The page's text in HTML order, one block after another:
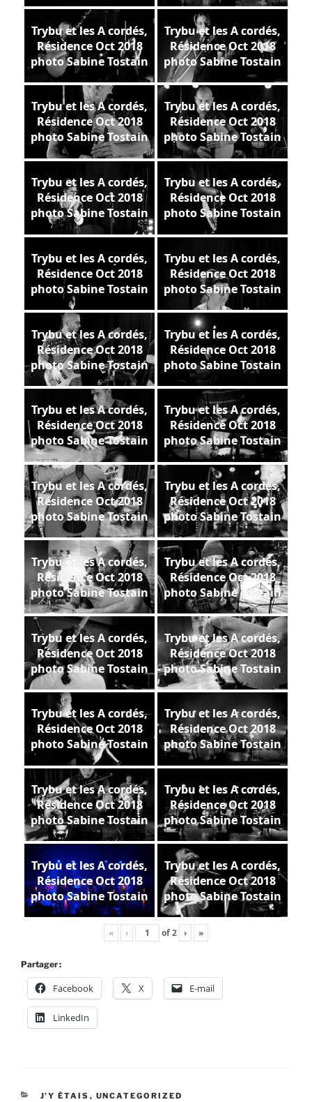
Trybu et les A cordés,
Résidence Oct 2018
photo Sabine Tostain
Trybu et les A cordés,
Résidence Oct 2018
photo Sabine Tostain
Trybu et les A cordés,
Résidence Oct 2018
photo Sabine Tostain
Trybu et les A cordés,
Résidence Oct 2018
photo Sabine Tostain
Trybu et les A cordés,
Résidence Oct 2018
photo Sabine Tostain
Trybu et les A cordés,
Résidence Oct 2018
photo Sabine Tostain
Trybu et les A cordés,
Résidence Oct 2018
photo Sabine Tostain
Trybu et les A cordés,
Résidence Oct 2018
photo Sabine Tostain
Trybu et les A cordés,
Résidence Oct 2018
photo Sabine Tostain
Trybu et les A cordés,
Résidence Oct 2018
photo Sabine Tostain
Trybu et les A cordés,
Résidence Oct 2018
photo Sabine Tostain
Trybu et les A cordés,
Résidence Oct 2018
photo Sabine Tostain
Trybu et les A cordés,
Résidence Oct 2018
photo Sabine Tostain
Trybu et les A cordés,
Résidence Oct 2018
photo Sabine Tostain
Trybu et les A cordés,
Résidence Oct 2018
photo Sabine Tostain
Trybu et les A cordés,
Résidence Oct 2018
photo Sabine Tostain
Trybu et les A cordés,
Résidence Oct 2018
photo Sabine Tostain
Trybu et les A cordés,
Résidence Oct 2018
photo Sabine Tostain
Trybu et les A cordés,
Résidence Oct 2018
photo Sabine Tostain
Trybu et les A cordés,
Résidence Oct 2018
photo Sabine Tostain
Trybu et les A cordés,
Résidence Oct 2018
photo Sabine Tostain
Trybu et les A cordés,
Résidence Oct 2018
photo Sabine Tostain
Trybu et les A cordés,
Résidence Oct 2018
photo Sabine Tostain
Trybu et les A cordés,
Résidence Oct 2018
photo Sabine Tostain
« ‹ of2 › »
Partager :
Facebook X E-mail
LinkedIn
CATÉGORIES
J'Y ÉTAIS , UNCATEGORIZED